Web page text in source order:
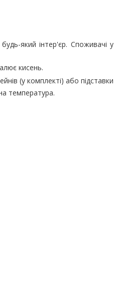
який інтер'єр. Споживачі у
кисень.
(у комплекті) або підставки
температура.